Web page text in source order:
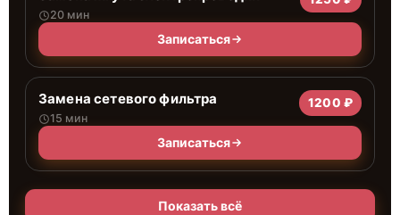
20 мин
Записаться
Замена сетевого фильтра
15 мин
1200 ₽
Записаться
Показать всё